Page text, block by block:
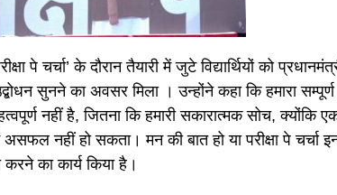
पे चर्चा’ के दौरान तैयारी में जुटे विद्यार्थियों को
सुनने का अवसर मिला । उन्होंने कहा कि हमारा
नहीं है, जितना कि हमारी सकारात्मक सोच, क्योंकि
असफल नहीं हो सकता। मन की बात हो या परीक्षा पे चर्चा
करने का कार्य किया है।